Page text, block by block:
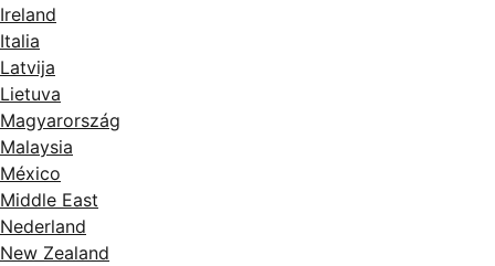
Ireland
Italia
Latvija
Lietuva
Magyarország
Malaysia
México
Middle East
Nederland
New Zealand